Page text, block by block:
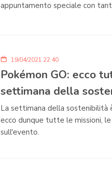
appuntamento speciale con
19/04/2021 22:40
Pokémon GO: ecco
settimana della
La settimana della sostenibilità
ecco dunque tutte le missioni,
sull'evento.